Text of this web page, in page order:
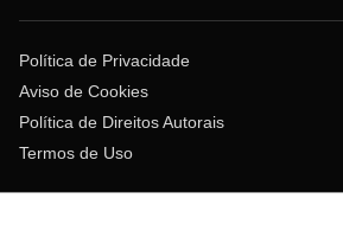
Política de Privacidade
Aviso de Cookies
Política de Direitos Autorais
Termos de Uso